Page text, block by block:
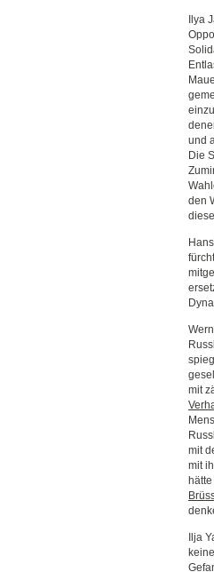
Ilya
und
Die
den
mit
mit
mit
Ilja